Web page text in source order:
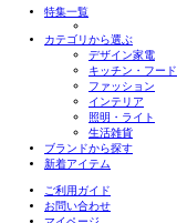
特集一覧
カテゴリから選ぶ
デザイン家電
キッチン・フード
ファッション
インテリア
照明・ライト
生活雑貨
ブランドから探す
新着アイテム
ご利用ガイド
お問い合わせ